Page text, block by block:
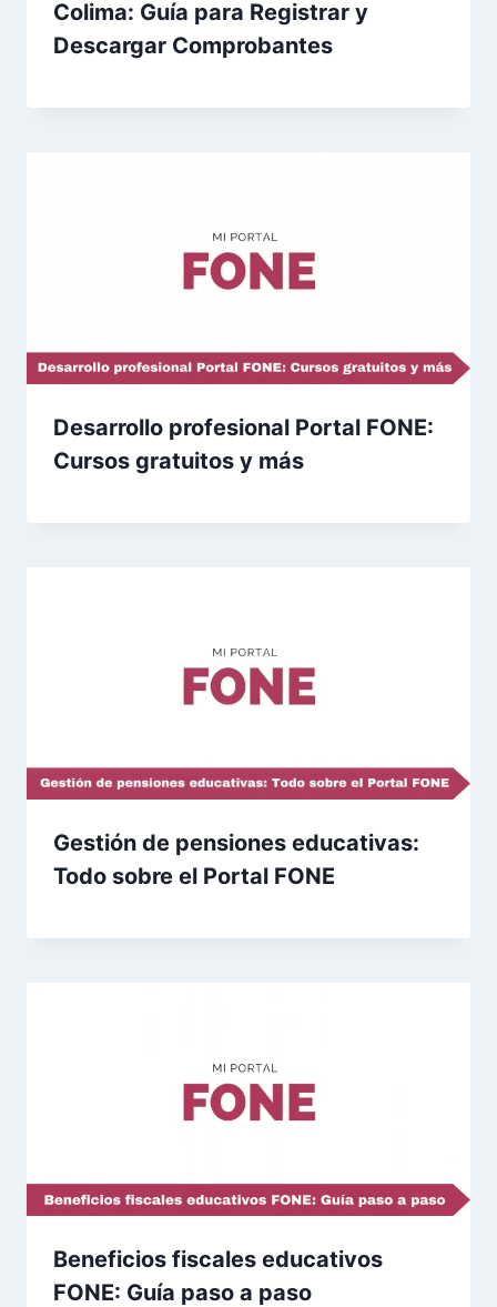
Colima: Guía para Registrar y
Descargar Comprobantes
Desarrollo profesional Portal FONE:
Cursos gratuitos y más
Gestión de pensiones educativas:
Todo sobre el Portal FONE
Beneficios fiscales educativos
FONE: Guía paso a paso